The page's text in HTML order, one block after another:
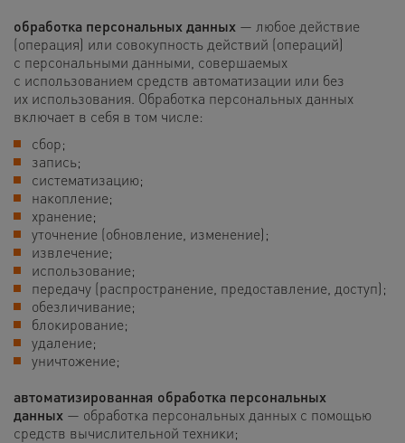
обработка персональных данных — любое действие
(операция) или совокупность действий (операций)
с персональными данными, совершаемых
с использованием средств автоматизации или без
их использования. Обработка персональных данных
включает в себя в том числе:
сбор;
запись;
систематизацию;
накопление;
хранение;
уточнение (обновление, изменение);
извлечение;
использование;
передачу (распространение, предоставление, доступ);
обезличивание;
блокирование;
удаление;
уничтожение;
автоматизированная обработка персональных
данных — обработка персональных данных с помощью
средств вычислительной техники;